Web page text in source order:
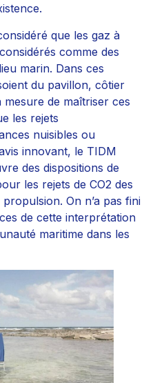
que les gaz à
comme des
marin. Dans ces
du pavillon, côtier
de maîtriser ces
les rejets
nuisibles ou
innovant, le TIDM
des dispositions de
les rejets de CO2 des
On n’a pas fini
de cette interprétation
maritime dans les